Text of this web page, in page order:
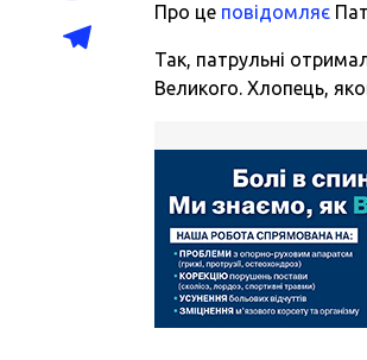
Про це повідомляє
Так, патрульні
Великого. Хлопець,